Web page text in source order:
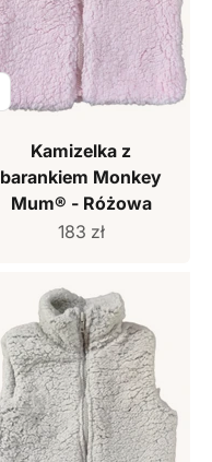
Kamizelka z
barankiem Monkey
Mum® - Różowa
Cena sprzedaży
183 zł